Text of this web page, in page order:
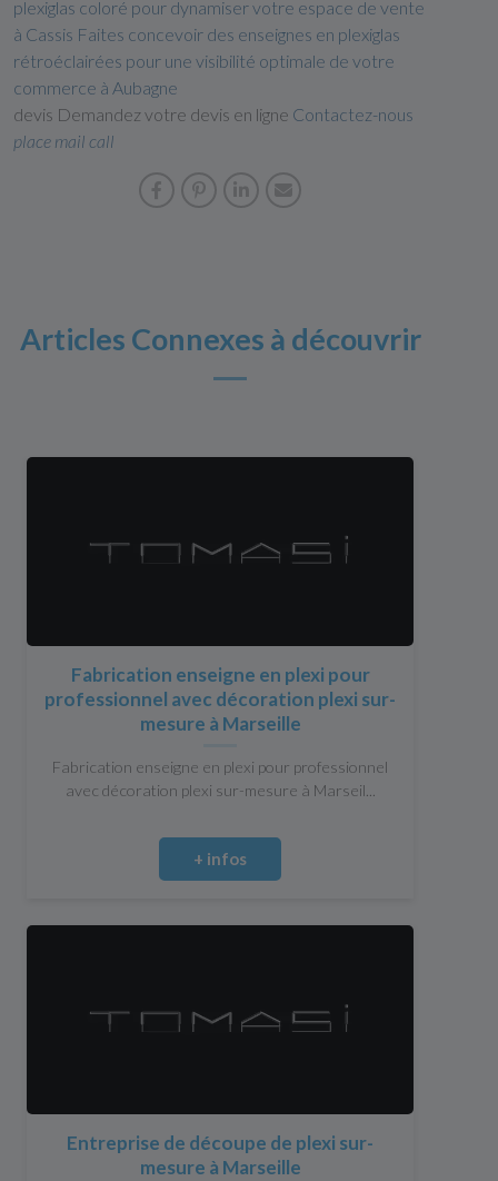
plexiglas coloré pour dynamiser votre espace de vente
à Cassis Faites concevoir des enseignes en plexiglas
rétroéclairées pour une visibilité optimale de votre
commerce à Aubagne
devis Demandez votre devis en ligne Contactez-nous
place mail call
Articles Connexes à découvrir
Fabrication enseigne en plexi pour
professionnel avec décoration plexi sur-
mesure à Marseille
Fabrication enseigne en plexi pour professionnel
avec décoration plexi sur-mesure à Marseil...
+ infos
Entreprise de découpe de plexi sur-
mesure à Marseille